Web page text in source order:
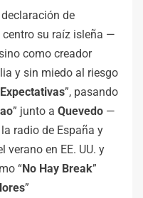
de
centro su raíz isleña —
como creador
y sin miedo al riesgo
Expectativas”, pasando
” junto a Quevedo —
radio de España y
en EE. UU. y
“No Hay Break”
”